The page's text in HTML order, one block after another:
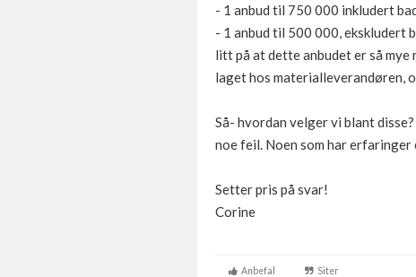
- 1 anbud til 750 000 inkludert
- 1 anbud til 500 000, ekskludert
litt på at dette anbudet er så
laget hos materialleverandøren,
Så- hvordan velger vi blant
noe feil. Noen som har erfaringer
Setter pris på svar!
Corine
Anbefal Siter